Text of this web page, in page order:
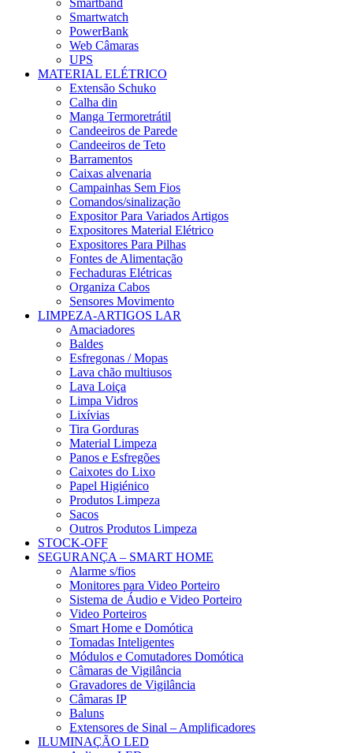
Smartwatch
PowerBank
Web Câmaras
UPS
MATERIAL ELÉTRICO
Extensão Schuko
Calha din
Manga Termoretrátil
Candeeiros de Parede
Candeeiros de Teto
Barramentos
Caixas alvenaria
Campainhas Sem Fios
Comandos/sinalização
Expositor Para Variados Artigos
Expositores Material Elétrico
Expositores Para Pilhas
Fontes de Alimentação
Fechaduras Elétricas
Organiza Cabos
Sensores Movimento
LIMPEZA-ARTIGOS LAR
Amaciadores
Baldes
Esfregonas / Mopas
Lava chão multiusos
Lava Loiça
Limpa Vidros
Lixívias
Tira Gorduras
Material Limpeza
Panos e Esfregões
Caixotes do Lixo
Papel Higiénico
Produtos Limpeza
Sacos
Outros Produtos Limpeza
STOCK-OFF
SEGURANÇA – SMART HOME
Alarme s/fios
Monitores para Video Porteiro
Sistema de Áudio e Video Porteiro
Video Porteiros
Smart Home e Domótica
Tomadas Inteligentes
Módulos e Comutadores Domótica
Câmaras de Vigilância
Gravadores de Vigilância
Câmaras IP
Baluns
Extensores de Sinal – Amplificadores
ILUMINAÇÃO LED